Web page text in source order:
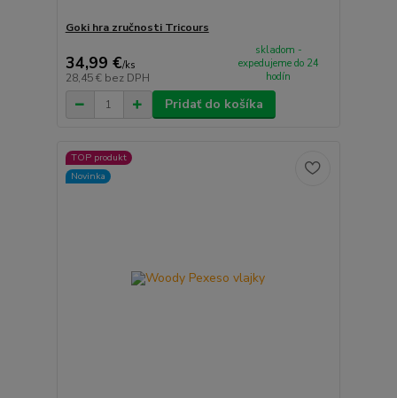
Goki hra zručnosti Tricours
34,99 €/ks
28,45 € bez DPH
skladom -
expedujeme do 24
hodín
Pridať do košíka
TOP produkt
Novinka